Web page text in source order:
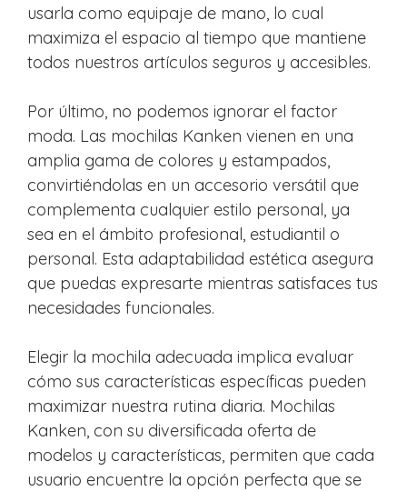
usarla como equipaje de mano, lo cual
maximiza el espacio al tiempo que mantiene
todos nuestros artículos seguros y accesibles.
Por último, no podemos ignorar el factor
moda. Las mochilas Kanken vienen en una
amplia gama de colores y estampados,
convirtiéndolas en un accesorio versátil que
complementa cualquier estilo personal, ya
sea en el ámbito profesional, estudiantil o
personal. Esta adaptabilidad estética asegura
que puedas expresarte mientras satisfaces tus
necesidades funcionales.
Elegir la mochila adecuada implica evaluar
cómo sus características específicas pueden
maximizar nuestra rutina diaria. Mochilas
Kanken, con su diversificada oferta de
modelos y características, permiten que cada
usuario encuentre la opción perfecta que se